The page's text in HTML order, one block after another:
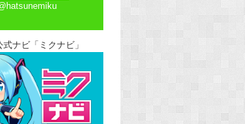
ナビ「ミクナビ」